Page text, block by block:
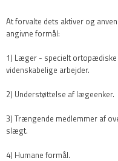
At forvalte dets aktiver og
angivne formål:
1) Læger - specielt
videnskabelige arbejder.
2) Understøttelse af lægeenker.
3) Trængende medlemmer af
slægt.
4) Humane formål.